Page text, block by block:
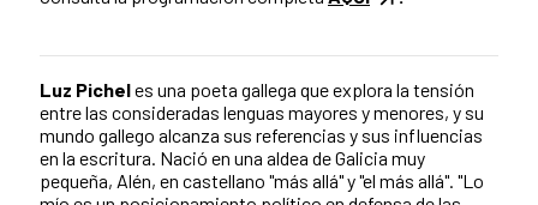
Luz Picheles una poeta gallega que explora la tensión
entre las consideradas lenguas mayores y menores, y su
mundo gallego alcanza sus referencias y sus influencias
en la escritura. Nació en una aldea de Galicia muy
pequeña, Alén, en castellano "más allá" y "el más allá". "Lo